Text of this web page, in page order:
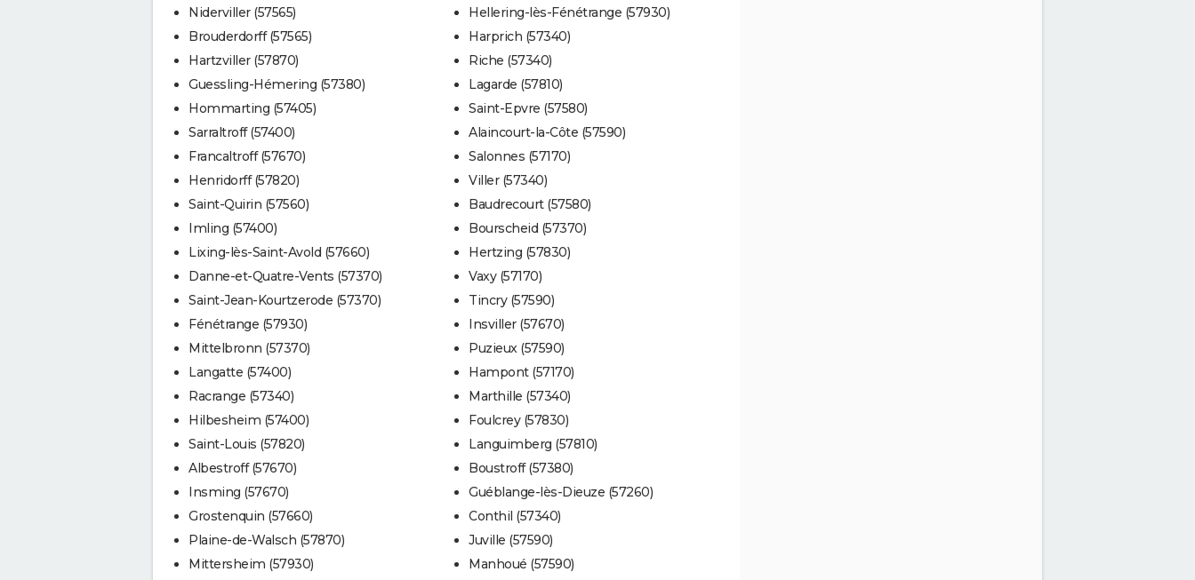
Niderviller (57565)
Brouderdorff (57565)
Hartzviller (57870)
Guessling-Hémering (57380)
Hommarting (57405)
Sarraltroff (57400)
Francaltroff (57670)
Henridorff (57820)
Saint-Quirin (57560)
Imling (57400)
Lixing-lès-Saint-Avold (57660)
Danne-et-Quatre-Vents (57370)
Saint-Jean-Kourtzerode (57370)
Fénétrange (57930)
Mittelbronn (57370)
Langatte (57400)
Racrange (57340)
Hilbesheim (57400)
Saint-Louis (57820)
Albestroff (57670)
Insming (57670)
Grostenquin (57660)
Plaine-de-Walsch (57870)
Mittersheim (57930)
Hellering-lès-Fénétrange (57930)
Harprich (57340)
Riche (57340)
Lagarde (57810)
Saint-Epvre (57580)
Alaincourt-la-Côte (57590)
Salonnes (57170)
Viller (57340)
Baudrecourt (57580)
Bourscheid (57370)
Hertzing (57830)
Vaxy (57170)
Tincry (57590)
Insviller (57670)
Puzieux (57590)
Hampont (57170)
Marthille (57340)
Foulcrey (57830)
Languimberg (57810)
Boustroff (57380)
Guéblange-lès-Dieuze (57260)
Conthil (57340)
Juville (57590)
Manhoué (57590)